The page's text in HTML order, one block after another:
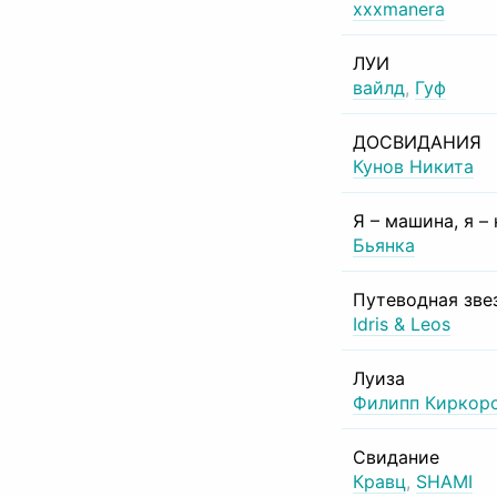
xxxmanera
ЛУИ
вайлд, Гуф
ДОСВИДАНИЯ
Кунов Никита
Я – машина, я –
Бьянка
Путеводная
Idris & Leos
Луиза
Филипп
Свидание
Кравц, SHAMI